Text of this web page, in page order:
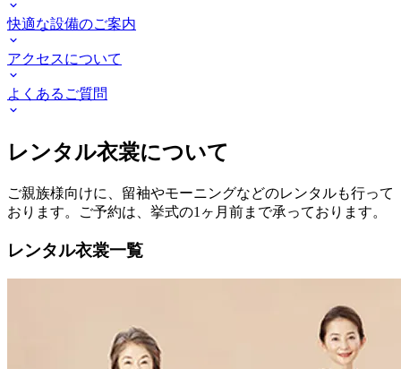
快適な設備のご案内
アクセスについて
よくあるご質問
レンタル衣裳について
ご親族様向けに、留袖やモーニングなどのレンタルも行って
おります。ご予約は、挙式の1ヶ月前まで承っております。
レンタル衣裳一覧